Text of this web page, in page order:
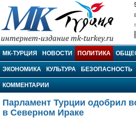
МК-Турция
МК-ТУРЦИЯ НОВОСТИ ПОЛИТИКА
ЭКОНОМИКА КУЛЬТУРА БЕЗОПАСНОСТЬ
КОММЕНТАРИИ
Парламент Турции одобрил
в Северном Ираке